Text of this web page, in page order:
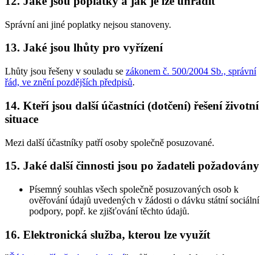
Správní ani jiné poplatky nejsou stanoveny.
13. Jaké jsou lhůty pro vyřízení
Lhůty jsou řešeny v souladu se zákonem č. 500/2004 Sb., správní
řád, ve znění pozdějších předpisů.
14. Kteří jsou další účastníci (dotčení) řešení životní
situace
Mezi další účastníky patří osoby společně posuzované.
15. Jaké další činnosti jsou po žadateli požadovány
Písemný souhlas všech společně posuzovaných osob k
ověřování údajů uvedených v žádosti o dávku státní sociální
podpory, popř. ke zjišťování těchto údajů.
16. Elektronická služba, kterou lze využít